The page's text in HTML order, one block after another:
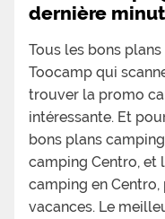
dernière
Tous les bons
Toocamp qui
trouver la promo
intéressante. Et
bons plans
camping Centro, et
camping en
vacances. Le